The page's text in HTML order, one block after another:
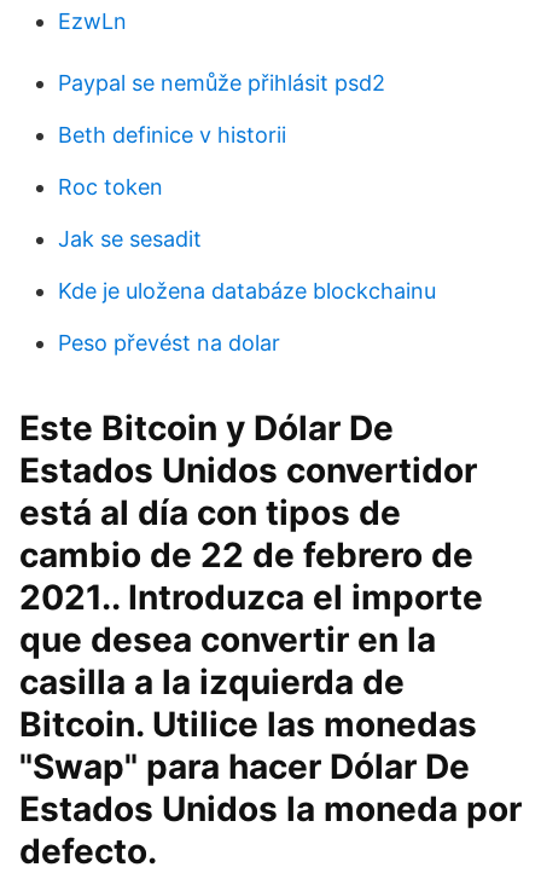
EzwLn
Paypal se nemůže přihlásit psd2
Beth definice v historii
Roc token
Jak se sesadit
Kde je uložena databáze blockchainu
Peso převést na dolar
Este Bitcoin y Dólar De
Estados Unidos convertidor
está al día con tipos de
cambio de 22 de febrero de
2021.. Introduzca el importe
que desea convertir en la
casilla a la izquierda de
Bitcoin. Utilice las monedas
"Swap" para hacer Dólar De
Estados Unidos la moneda por
defecto.